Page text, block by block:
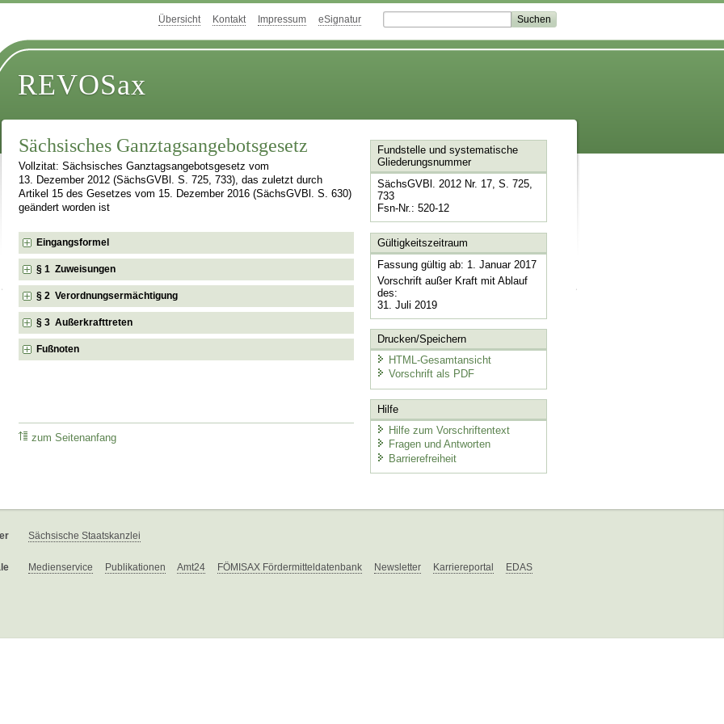
Übersicht Kontakt Impressum eSignatur
REVOSax
Sächsisches Ganztagsangebotsgesetz
Vollzitat: Sächsisches Ganztagsangebotsgesetz vom
13. Dezember 2012 (SächsGVBl. S. 725, 733), das zuletzt durch
Artikel 15 des Gesetzes vom 15. Dezember 2016 (SächsGVBl. S. 630)
geändert worden ist
Eingangsformel
§ 1 Zuweisungen
§ 2 Verordnungsermächtigung
§ 3 Außerkrafttreten
Fußnoten
zum Seitenanfang
Fundstelle und systematische
Gliederungsnummer
SächsGVBl. 2012 Nr. 17, S. 725,
733
Fsn-Nr.: 520-12
Gültigkeitszeitraum
Fassung gültig ab: 1. Januar 2017
Vorschrift außer Kraft mit Ablauf
des:
31. Juli 2019
Drucken/Speichern
HTML-Gesamtansicht
Vorschrift als PDF
Hilfe
Hilfe zum Vorschriftentext
Fragen und Antworten
Barrierefreiheit
Sächsische Staatskanzlei
Medienservice Publikationen Amt24 FÖMISAX Fördermitteldatenbank Newsletter Karriereportal EDAS